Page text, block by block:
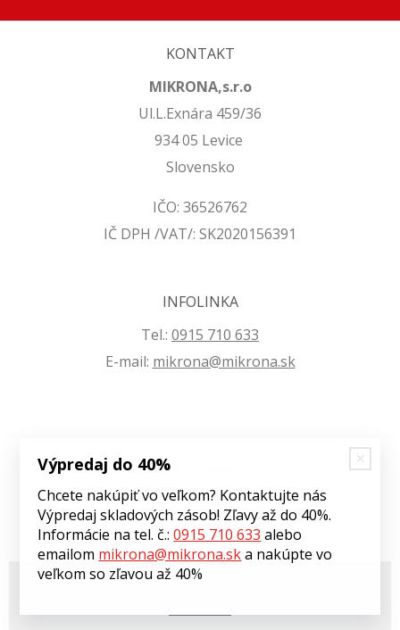
KONTAKT
MIKRONA,s.r.o
Ul.L.Exnára 459/36
934 05 Levice
Slovensko
IČO: 36526762
IČ DPH /VAT/: SK2020156391
INFOLINKA
Tel.: 0915 710 633
E-mail: mikrona@mikrona.sk
VŠETKO O NÁKUPE
Obchodné podmienky
Ochrana osobných údajov
© 2026 Môj eshop •tvorba eshopu cez UNIobchod
Výpredaj do 40%
Chcete nakúpiť vo veľkom? Kontaktujte nás
Výpredaj skladových zásob! Zľavy až do 40%.
Informácie na tel. č.:0915 710 633 alebo
emailom mikrona@mikrona.ska nakúpte vo
veľkom so zľavou až 40%